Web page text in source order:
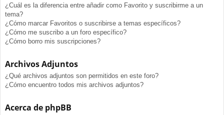
¿Cuál es la diferencia entre añadir como Favorito y suscribirme a un
tema?
¿Cómo marcar Favoritos o suscribirse a temas específicos?
¿Cómo me suscribo a un foro específico?
¿Cómo borro mis suscripciones?
Archivos Adjuntos
¿Qué archivos adjuntos son permitidos en este foro?
¿Cómo encuentro todos mis archivos adjuntos?
Acerca de phpBB